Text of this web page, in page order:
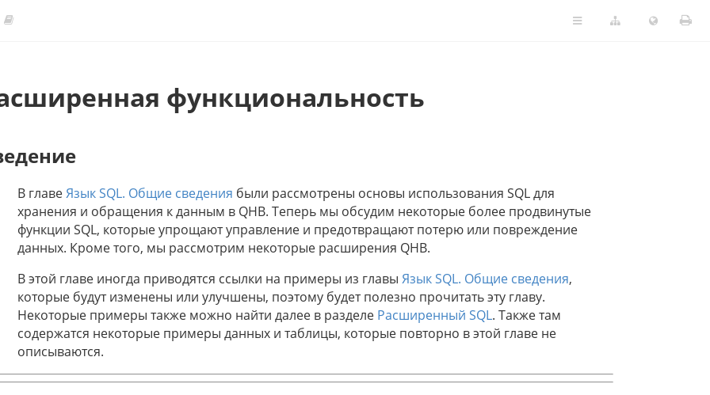
функциональность
В главеЯзык SQL. Общие сведения были рассмотрены основы использования SQL для
хранения и обращения к данным в QHB. Теперь мы обсудим некоторые более продвинутые
функции SQL, которые упрощают управление и предотвращают потерю или повреждение
данных. Кроме того, мы рассмотрим некоторые расширения QHB.
В этой главе иногда приводятся ссылки на примеры из главы Язык SQL. Общие сведения,
которые будут изменены или улучшены, поэтому будет полезно прочитать эту главу.
Некоторые примеры также можно найти далее в разделе Расширенный SQL. Также там
содержатся некоторые примеры данных и таблицы, которые повторно в этой главе не
описываются.